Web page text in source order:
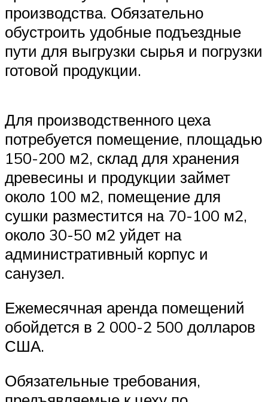
производства. Обязательно
обустроить удобные подъездные
пути для выгрузки сырья и погрузки
готовой продукции.
Для производственного цеха
потребуется помещение, площадью
150-200 м2, склад для хранения
древесины и продукции займет
около 100 м2, помещение для
сушки разместится на 70-100 м2,
около 30-50 м2 уйдет на
административный корпус и
санузел.
Ежемесячная аренда помещений
обойдется в 2 000-2 500 долларов
США.
Обязательные требования,